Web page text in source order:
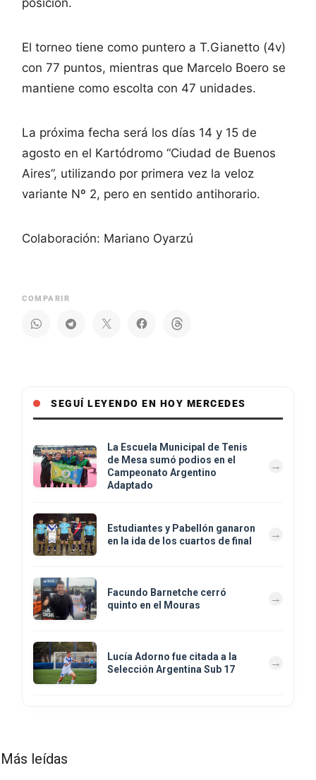
El torneo tiene como puntero a T.Gianetto (4v)
con 77 puntos, mientras que Marcelo Boero se
mantiene como escolta con 47 unidades.
La próxima fecha será los días 14 y 15 de
agosto en el Kartódromo “Ciudad de Buenos
Aires”, utilizando por primera vez la veloz
variante Nº 2, pero en sentido antihorario.
Colaboración: Mariano Oyarzú
COMPARIR
SEGUÍ LEYENDO EN HOY MERCEDES
La Escuela Municipal de Tenis
de Mesa sumó podios en el
Campeonato Argentino
Adaptado
Estudiantes y Pabellón ganaron
en la ida de los cuartos de final
Facundo Barnetche cerró
quinto en el Mouras
Lucía Adorno fue citada a la
Selección Argentina Sub 17
Más leídas